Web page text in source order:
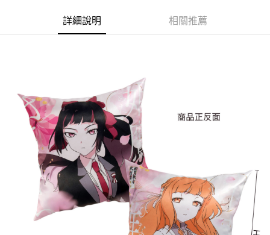
每筆NT$65，滿NT$1,300(含以上)免運費
付款後全家取貨
每筆NT$65，滿NT$1,300(含以上)免運費
(不開放使用，請勿選取）
每筆NT$9,999
7-11取貨付款
每筆NT$65，滿NT$1,300(含以上)免運費
詳細說明 相關推薦